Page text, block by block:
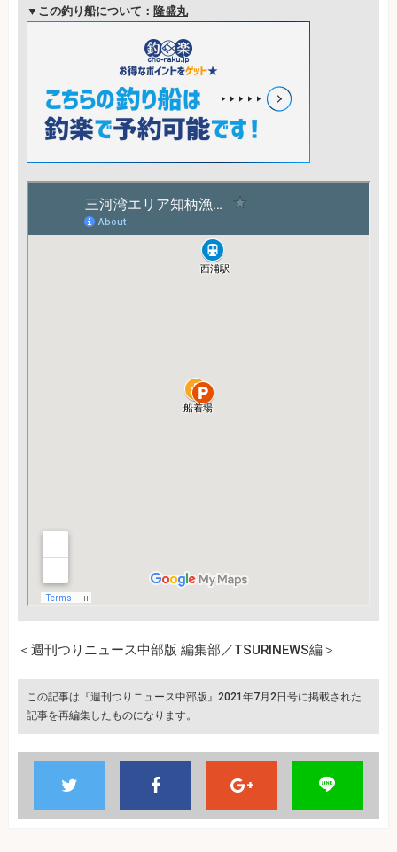
▼この釣り船について： 隆盛丸
＜週刊つりニュース中部版 編集部／TSURINEWS編＞
この記事は『週刊つりニュース中部版』2021年7月2日号に掲載された
記事を再編集したものになります。